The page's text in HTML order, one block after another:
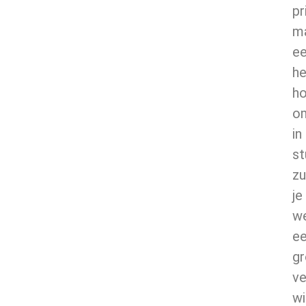
in
je